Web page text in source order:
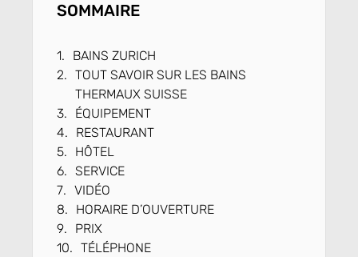
SOMMAIRE
BAINS ZURICH
TOUT SAVOIR SUR LES BAINS
THERMAUX SUISSE
ÉQUIPEMENT
RESTAURANT
HÔTEL
SERVICE
VIDÉO
HORAIRE D’OUVERTURE
PRIX
TÉLÉPHONE